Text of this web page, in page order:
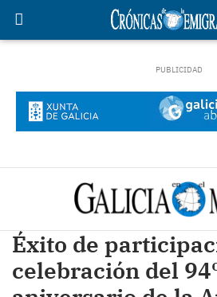
Éxito de
celebración del